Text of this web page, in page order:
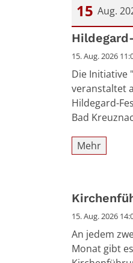
15 Aug.
Datum: 15.
15. Aug. 2026
Die Initiative
veranstaltet
Hildegard-
Bad
Mehr
15. Aug. 2026
An jedem
Monat gibt